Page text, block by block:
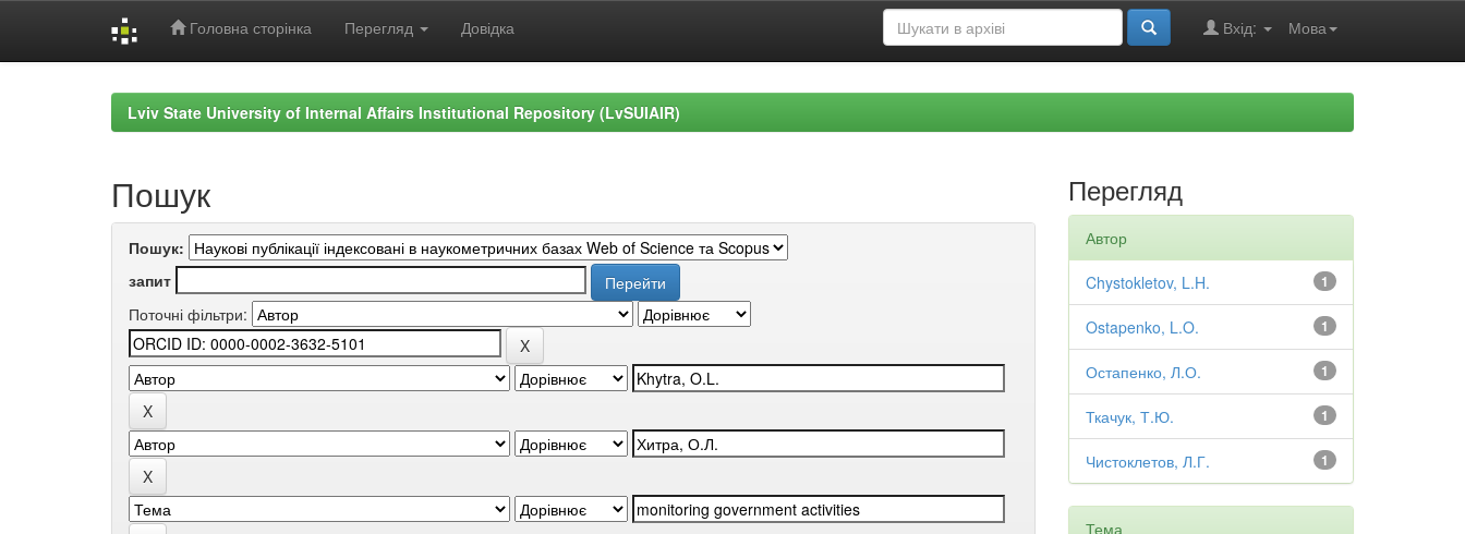
Головна сторінка Перегляд Довідка Мова
Вхід:
Lviv State University of Internal Affairs Institutional Repository (LvSUIAIR)
Пошук
Пошук:
запит
Поточні фільтри:
Перегляд
Автор
1
Chystokletov, L.H.
1
Ostapenko, L.O.
1
Остапенко, Л.О.
1
Ткачук, Т.Ю.
1
Чистоклетов, Л.Г.
Тема